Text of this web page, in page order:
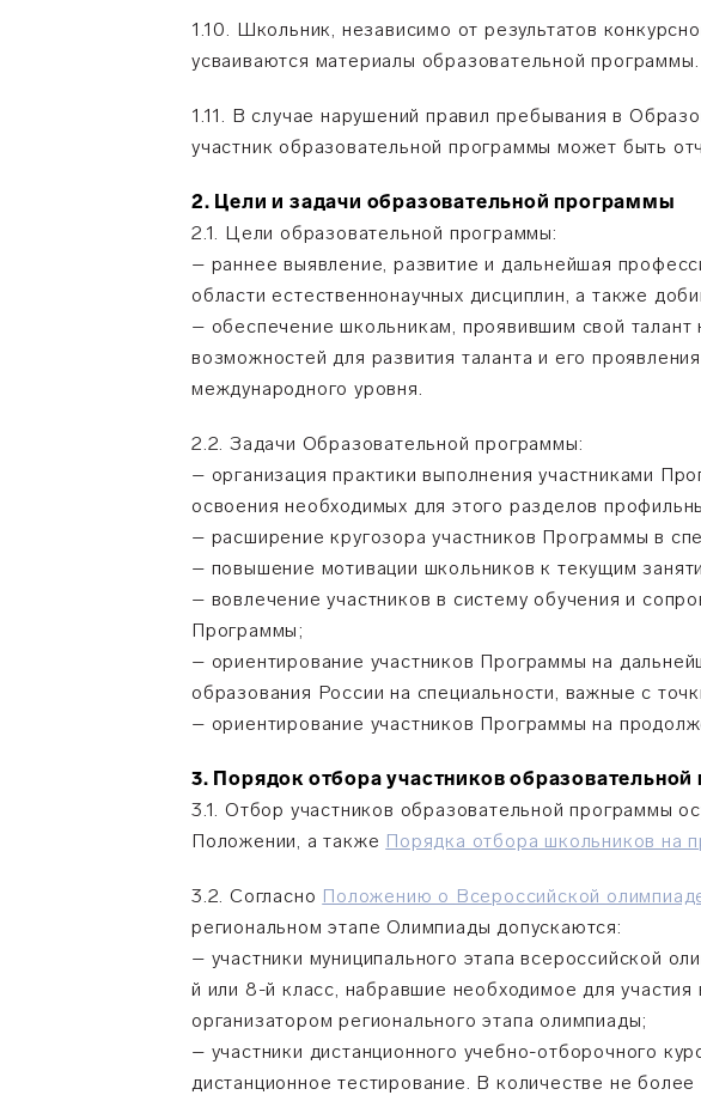
1.10. Школьник, независимо от результатов
усваиваются материалы образовательной программы.
1.11. В случае нарушений правил пребывания в
участник образовательной программы может быть
2. Цели и задачи образовательной программы
2.1. Цели образовательной программы:
– раннее выявление, развитие и дальнейшая
области естественнонаучных дисциплин, а также
– обеспечение школьникам, проявившим свой
возможностей для развития таланта и его
международного уровня.
2.2. Задачи Образовательной программы:
– организация практики выполнения участниками
освоения необходимых для этого разделов
– расширение кругозора участников Программы в
– повышение мотивации школьников к текущим
– вовлечение участников в систему обучения и
Программы;
– ориентирование участников Программы на
образования России на специальности, важные с
– ориентирование участников Программы на
3. Порядок отбора участников
3.1. Отбор участников образовательной программы
Положении, а также Порядка отбора школьников на
3.2. Согласно Положению о Всероссийской
региональном этапе Олимпиады допускаются:
– участники муниципального этапа всероссийской
й или 8-й класс, набравшие необходимое для
организатором регионального этапа олимпиады;
– участники дистанционного учебно-отборочного
дистанционное тестирование. В количестве не